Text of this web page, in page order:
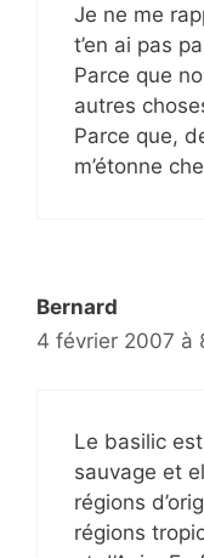
Je ne me
t’en ai pas
Parce que
autres
Parce que,
m’étonne
Bernard
4 février 2007 à
Le basilic
sauvage et
régions
régions